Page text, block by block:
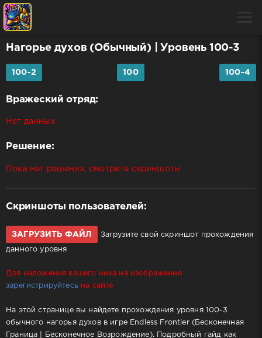
Нагорье духов (Обычный) | Уровень 100-3
100-2 100 100-4
Вражеский отряд:
Нет данных
Решение:
Пока нет решения, смотрите скриншоты
Скриншоты пользователей:
ЗАГРУЗИТЬ ФАЙЛ Загрузите свой скриншот прохождения
данного уровня
Для наложения вашего ника на изображение
зарегистрируйтесьна сайте
На этой странице вы найдете прохождения уровня 100-3
обычного нагорья духов в игре Endless Frontier (Бесконечная
Граница | Бесконечное Возрождение). Подробный гайд как